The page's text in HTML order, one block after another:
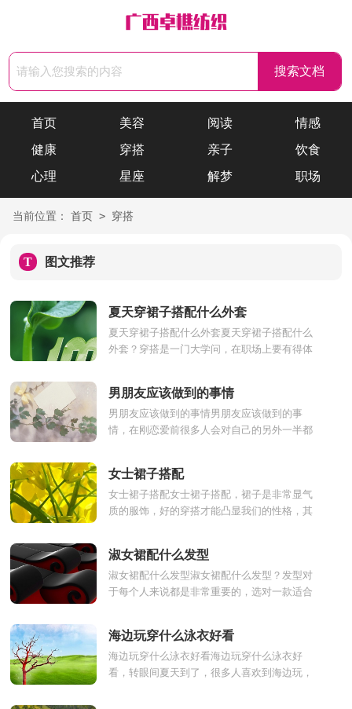
首页 美容 阅读
情感
健康
穿搭 亲子
饮食
心理
星座 解梦 职场
当前位置： 首页 > 穿搭
T 图文推荐
夏天穿裙子搭配什么外套
夏天穿裙子搭配什么外套夏天穿裙子搭配什么
外套？穿搭是一门大学问，在职场上要有得体
男朋友应该做到的事情
男朋友应该做到的事情男朋友应该做到的事
情，在刚恋爱前很多人会对自己的另外一半都
女士裙子搭配
女士裙子搭配女士裙子搭配，裙子是非常显气
质的服饰，好的穿搭才能凸显我们的性格，其
淑女裙配什么发型
淑女裙配什么发型淑女裙配什么发型？发型对
于每个人来说都是非常重要的，选对一款适合
海边玩穿什么泳衣好看
海边玩穿什么泳衣好看海边玩穿什么泳衣好
看，转眼间夏天到了，很多人喜欢到海边玩，